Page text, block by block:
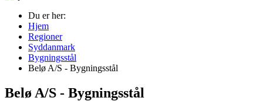
Du er her:
Hjem
Regioner
Syddanmark
Bygningsstål
Belø A/S - Bygningsstål
Belø A/S - Bygningsstål